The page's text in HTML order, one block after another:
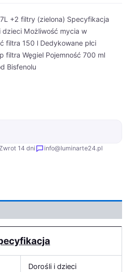
+2 filtry (zielona) Specyfikacja
dzieci Możliwość mycia w
filtra 150 l Dedykowane płci
filtra Węgiel Pojemność 700 ml
Bisfenolu
14 dni info@luminarte24.pl
Dorośli i dzieci